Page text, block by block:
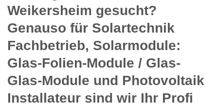
Weikersheim gesucht?
Genauso für Solartechnik
Fachbetrieb, Solarmodule:
Glas-Folien-Module / Glas-
Glas-Module und Photovoltaik
Installateur sind wir Ihr Profi